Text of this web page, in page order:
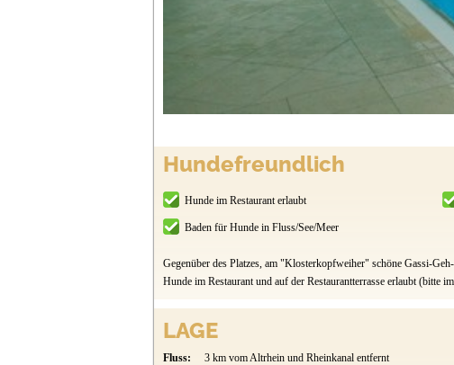
Hundefreundlich
Hunde im Restaurant erlaubt
Baden für Hunde in Fluss/See/Meer
Gegenüber des Platzes, am "Klosterkopfweiher" schöne Gassi-
Hunde im Restaurant und auf der Restaurantterrasse erlaubt (bitte
LAGE
Fluss: 3 km vom Altrhein und Rheinkanal entfernt